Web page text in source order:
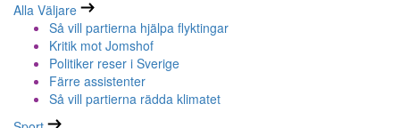
Alla Väljare
Så vill partierna hjälpa flyktingar
Kritik mot Jomshof
Politiker reser i Sverige
Färre assistenter
Så vill partierna rädda klimatet